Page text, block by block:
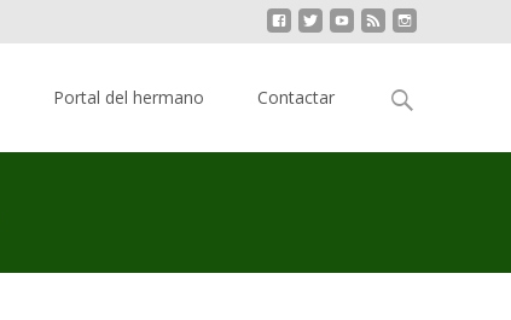
Portal del hermano Contactar Buscar: